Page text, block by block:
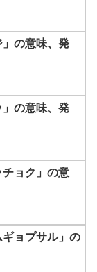
の意味、発
の意味、発
ョク」の意
ョプサル」の